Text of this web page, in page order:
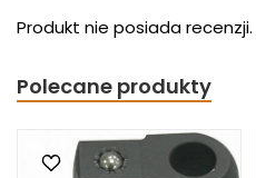
Produkt nie posiada recenzji.
Polecane produkty